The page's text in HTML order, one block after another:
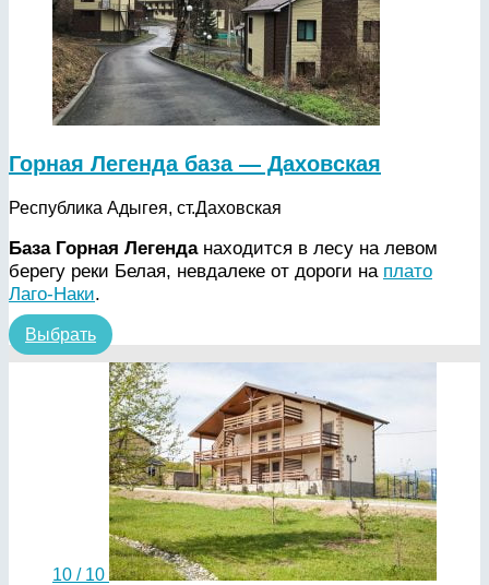
Горная Легенда база — Даховская
Республика Адыгея, ст.Даховская
База Горная Легенданаходится в лесу на левом
берегу реки Белая, невдалеке от дороги на плато
Лаго-Наки.
Выбрать
10 / 10